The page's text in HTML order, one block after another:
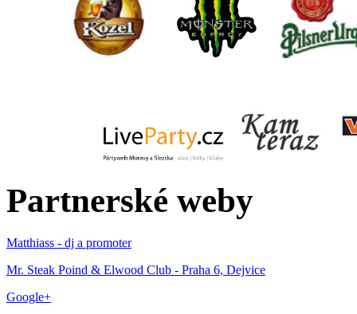
Partnerské weby
Matthiass - dj a promoter
Mr. Steak Poind & Elwood Club - Praha 6, Dejvice
Google+